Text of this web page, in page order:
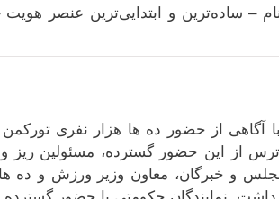
– ساده‌ترین و ابتدایی‌ترین عنصر هویت
آگاهی از حضور ده ها هزار نفری تورکمن
از این حضور گسترده، مسئولین ریز و
و خبرگان، معاون وزیر ورزش و ده